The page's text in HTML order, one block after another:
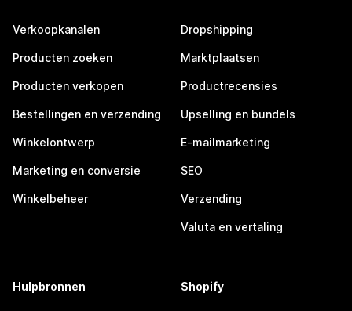
Verkoopkanalen
Producten zoeken
Producten verkopen
Bestellingen en verzending
Winkelontwerp
Marketing en conversie
Winkelbeheer
Dropshipping
Marktplaatsen
Productrecensies
Upselling en bundels
E-mailmarketing
SEO
Verzending
Valuta en vertaling
Hulpbronnen Shopify